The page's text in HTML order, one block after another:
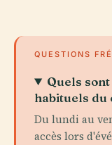
QUESTIONS
Quels
habituels du
Du lundi au
accès lors